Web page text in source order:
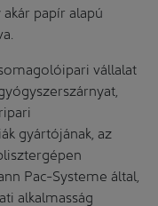
papír alapú
vállalat
gyártójának, az
Pac-Systeme által,
alkalmasság